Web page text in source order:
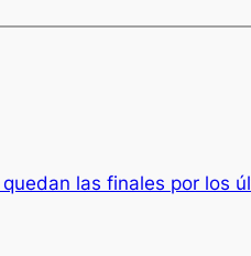
las finales por los